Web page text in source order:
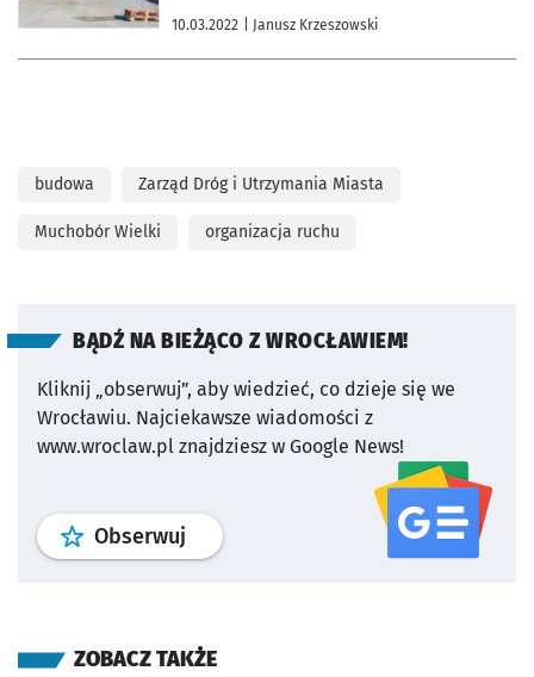
10.03.2022 | Janusz Krzeszowski
budowa Zarząd Dróg i Utrzymania Miasta
Muchobór Wielki organizacja ruchu
BĄDŹ NA BIEŻĄCO Z WROCŁAWIEM!
Kliknij „obserwuj”, aby wiedzieć, co dzieje się we
Wrocławiu. Najciekawsze wiadomości z
www.wroclaw.pl znajdziesz w Google News!
Obserwuj profil serwisu
ZOBACZ TAKŻE